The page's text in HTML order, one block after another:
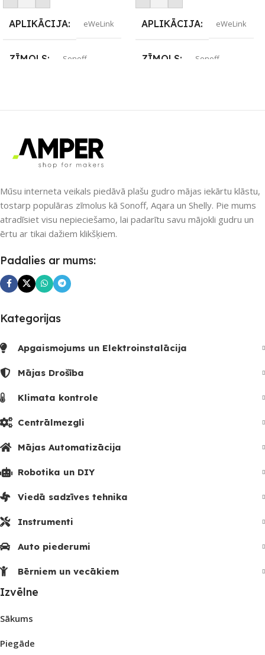
APLIKĀCIJA eWeLink
ZĪMOLS Sonoff
UZREIZ PIEEJAMAIS
2
APLIKĀCIJA eWeLink
ZĪMOLS Sonoff
UZREIZ PIEEJAMAIS
SKAITS
Mūsu interneta veikals piedāvā plašu gudro mājas iekārtu klāstu,
tostarp populāras zīmolus kā Sonoff, Aqara un Shelly. Pie mums
atradīsiet visu nepieciešamo, lai padarītu savu mājokli gudru un
ērtu ar tikai dažiem klikšķiem.
Padalies ar mums:
Kategorijas
Apgaismojums un Elektroinstalācija
Mājas Drošība
Klimata kontrole
Centrālmezgli
Mājas Automatizācija
Robotika un DIY
Viedā sadzīves tehnika
Instrumenti
Auto piederumi
Bērniem un vecākiem
Izvēlne
Sākums
Piegāde